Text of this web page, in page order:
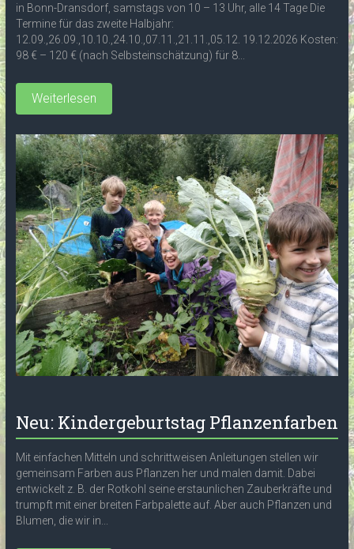
in Bonn-Dransdorf, samstags von 10 – 13 Uhr, alle 14 Tage Die
Termine für das zweite Halbjahr:
12.09.,26.09.,10.10.,24.10.,07.11.,21.11.,05.12. 19.12.2026 Kosten:
98 € – 120 € (nach Selbsteinschätzung) für 8...
Weiterlesen
Neu: Kindergeburtstag Pflanzenfarben
Mit einfachen Mitteln und schrittweisen Anleitungen stellen wir
gemeinsam Farben aus Pflanzen her und malen damit. Dabei
entwickelt z. B. der Rotkohl seine erstaunlichen Zauberkräfte und
trumpft mit einer breiten Farbpalette auf. Aber auch Pflanzen und
Blumen, die wir in...